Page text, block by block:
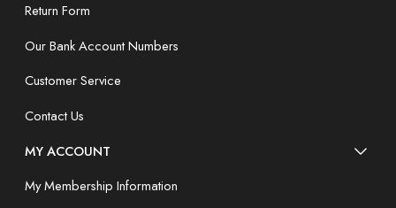
Return Form
Our Bank Account Numbers
Customer Service
Contact Us
MY ACCOUNT
My Membership Information